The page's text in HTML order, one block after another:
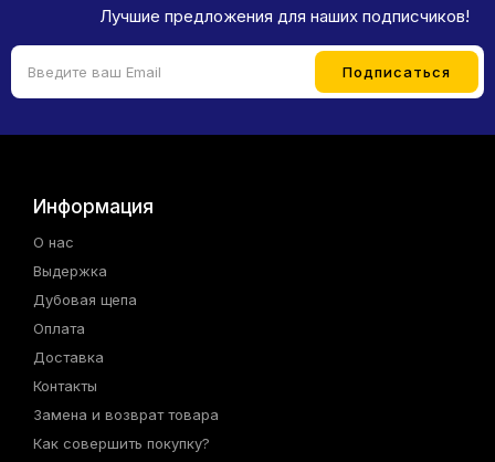
Лучшие предложения для наших подписчиков!
Информация
О нас
Выдержка
Дубовая щепа
Оплата
Доставка
Контакты
Замена и возврат товара
Как совершить покупку?